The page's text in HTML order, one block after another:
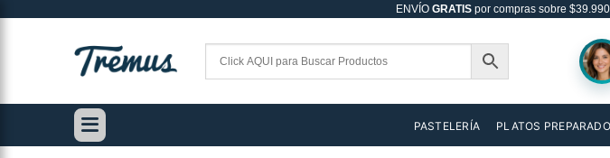
ENVÍO GRATISpor compras sobre
PASTELERÍA PLATOS